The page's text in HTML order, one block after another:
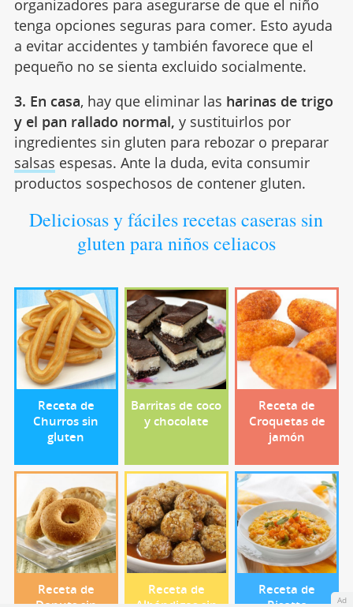
organizadores para asegurarse de que el niño
tenga opciones seguras para comer. Esto ayuda
a evitar accidentes y también favorece que el
pequeño no se sienta excluido socialmente.
3. En casa, hay que eliminar las harinas de trigo
y el pan rallado normal, y sustituirlos por
ingredientes sin gluten para rebozar o preparar
salsas espesas. Ante la duda, evita consumir
productos sospechosos de contener gluten.
Deliciosas y fáciles recetas caseras sin
gluten para niños celiacos
Receta de
Churros sin
gluten
Barritas de coco
y chocolate
Receta de
Croquetas de
jamón
Receta de
Receta de
Receta de
Ad